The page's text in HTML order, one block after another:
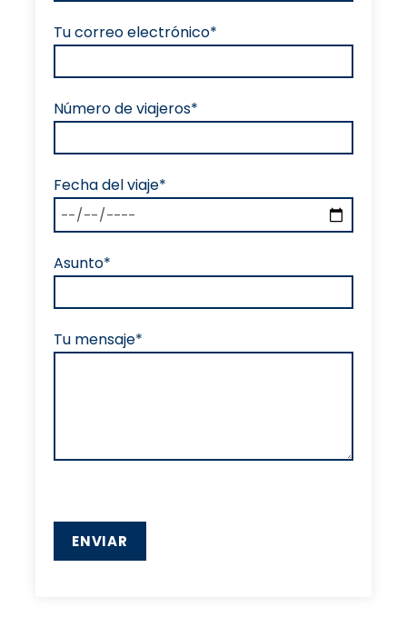
Tu correo electrónico*
Número de viajeros*
Fecha del viaje*
Asunto*
Tu mensaje*